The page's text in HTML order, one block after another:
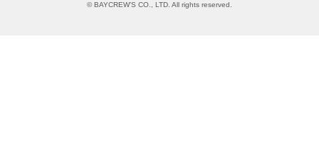
© BAYCREW’S CO., LTD. All rights reserved.